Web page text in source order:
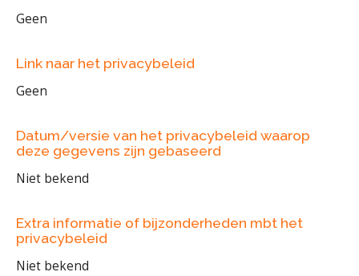
Geen
Link naar het privacybeleid
Geen
Datum/versie van het privacybeleid waarop
deze gegevens zijn gebaseerd
Niet bekend
Extra informatie of bijzonderheden mbt het
privacybeleid
Niet bekend